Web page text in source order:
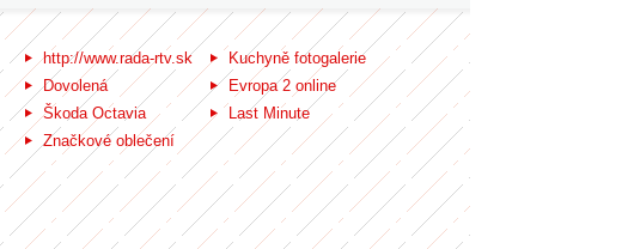
http://www.rada-rtv.sk
Kuchyně fotogalerie
Dovolená
Evropa 2 online
Škoda Octavia
Last Minute
Značkové oblečení